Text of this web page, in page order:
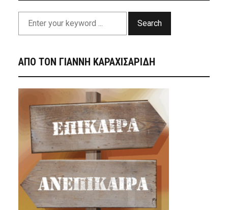
Search
ΑΠΟ ΤΟΝ ΓΙΑΝΝΗ ΚΑΡΑΧΙΣΑΡΙΔΗ